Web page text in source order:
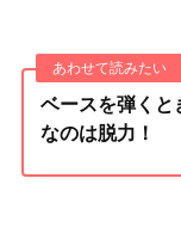
ベースを弾くと
なのは脱力！